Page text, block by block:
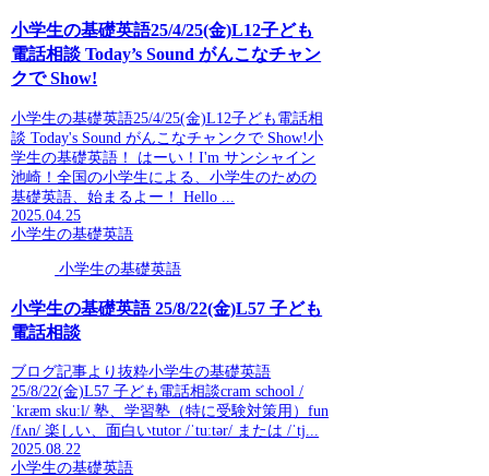
小学生の基礎英語25/4/25(金)L12子ども
電話相談 Today’s Sound がんこなチャン
クで Show!
小学生の基礎英語25/4/25(金)L12子ども電話相
談 Today's Sound がんこなチャンクで Show!小
学生の基礎英語！ はーい！I'm サンシャイン
池崎！全国の小学生による、小学生のための
基礎英語、始まるよー！ Hello ...
2025.04.25
小学生の基礎英語
小学生の基礎英語
小学生の基礎英語 25/8/22(金)L57 子ども
電話相談
ブログ記事より抜粋小学生の基礎英語
25/8/22(金)L57 子ども電話相談cram school /
ˈkræm skuːl/ 塾、学習塾（特に受験対策用）fun
/fʌn/ 楽しい、面白いtutor /ˈtuːtər/ または /ˈtj...
2025.08.22
小学生の基礎英語